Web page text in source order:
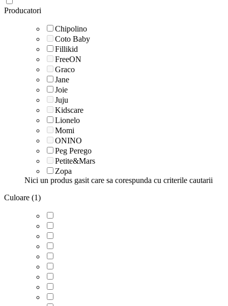
Producatori
Chipolino
Coto Baby
Fillikid
FreeON
Graco
Jane
Joie
Juju
Kidscare
Lionelo
Momi
ONINO
Peg Perego
Petite&Mars
Zopa
Nici un produs gasit care sa corespunda cu criterile cautarii
Culoare (1)